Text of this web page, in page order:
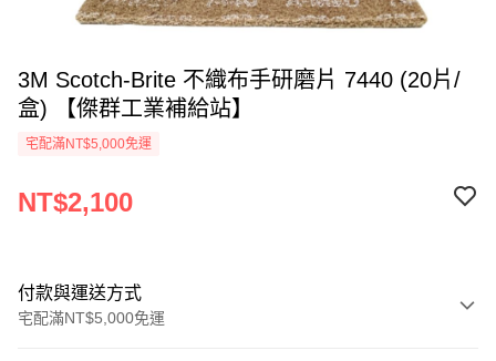
3M Scotch-Brite 不織布手研磨片 7440 (20片/
盒) 【傑群工業補給站】
宅配滿NT$5,000免運
NT$2,100
付款與運送方式
宅配滿NT$5,000免運